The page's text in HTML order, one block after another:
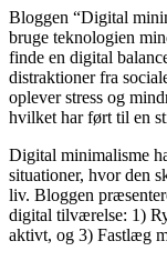
Bloggen “Digital
bruge teknologien
finde en digital
distraktioner fra
oplever stress og
hvilket har ført til en
Digital minimalisme
situationer, hvor den
liv. Bloggen
digital tilværelse: 1)
aktivt, og 3) Fastlæg